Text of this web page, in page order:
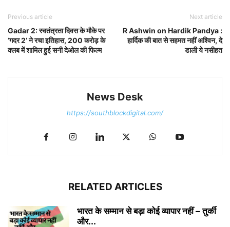
Previous article
Gadar 2: स्वतंत्रता दिवस के मौके पर
‘गदर 2’ ने रचा इतिहास, 200 करोड़ के
क्लब में शामिल हुई सनी देओल की फिल्म
Next article
R Ashwin on Hardik Pandya :
हार्दिक की बात से सहमत नहीं अश्विन, दे
डाली ये नसीहत
News Desk
https://southblockdigital.com/
RELATED ARTICLES
भारत के सम्मान से बड़ा कोई व्यापार नहीं – तुर्की
और...